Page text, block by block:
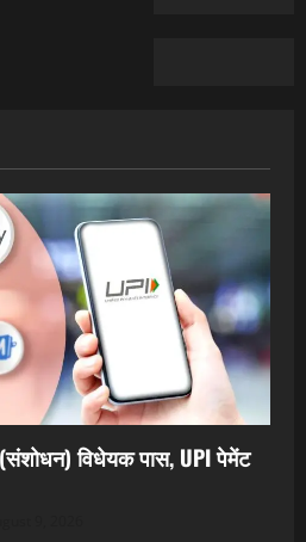
विधेयक पास, UPI पेमेंट